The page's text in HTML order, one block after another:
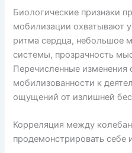
Биологические признаки
мобилизации охватывают
ритма сердца, небольшое
системы, прозрачность
Перечисленные изменения
мобилизованности к
ощущений от излишней
Корреляция между
продемонстрировать себе